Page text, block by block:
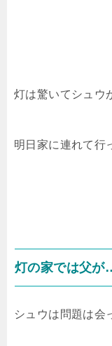
灯は驚いてシュウ
明日家に連れて行
灯の家では父が
シュウは問題は会